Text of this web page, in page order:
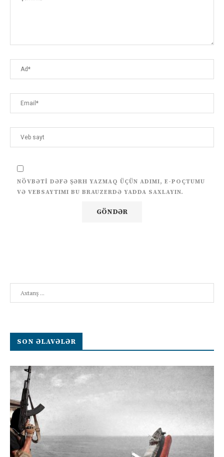
NÖVBƏTI DƏFƏ ŞƏRH YAZMAQ ÜÇÜN ADIMI, E-POÇTUMU
VƏ VEBSAYTIMI BU BRAUZERDƏ YADDA SAXLAYIN.
SON ƏLAVƏLƏR